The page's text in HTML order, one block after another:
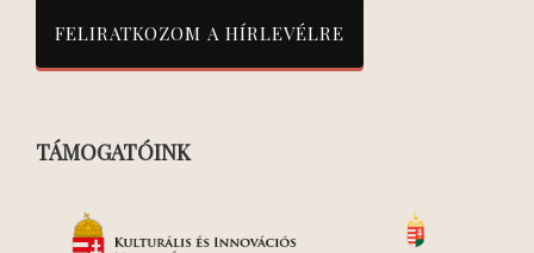
TÁMOGATÓINK